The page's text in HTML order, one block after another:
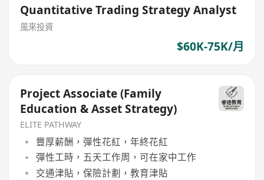
Quantitative Trading Strategy Analyst
風來投資
$60K-75K/月
Project Associate (Family
Education & Asset Strategy)
ELITE PATHWAY
豐厚薪酬，彈性花紅，年終花紅
彈性工時，五天工作周，可在家中工作
交通津貼，保險計劃，教育津貼